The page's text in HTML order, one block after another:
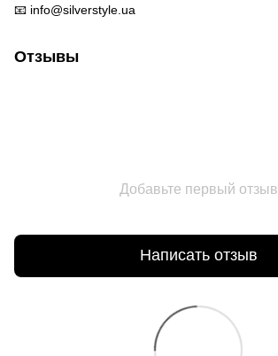
📧 info@silverstyle.ua
Отзывы
Добавьте первый отзыв
Написать отзыв